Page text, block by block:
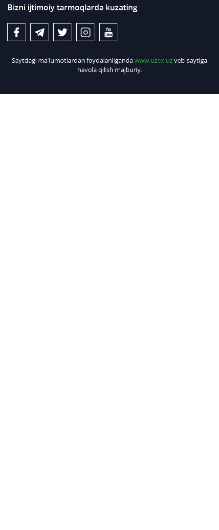
Bizni ijtimoiy tarmoqlarda kuzating
Saytdagi ma'lumotlardan foydalanilgandawww.uzex.uzveb-saytiga
havola qilish majburiy.